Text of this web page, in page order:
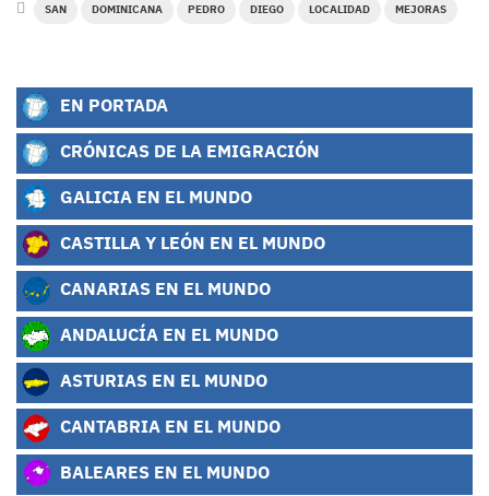
SAN DOMINICANA PEDRO DIEGO LOCALIDAD MEJORAS
EN PORTADA
CRÓNICAS DE LA EMIGRACIÓN
GALICIA EN EL MUNDO
CASTILLA Y LEÓN EN EL MUNDO
CANARIAS EN EL MUNDO
ANDALUCÍA EN EL MUNDO
ASTURIAS EN EL MUNDO
CANTABRIA EN EL MUNDO
BALEARES EN EL MUNDO